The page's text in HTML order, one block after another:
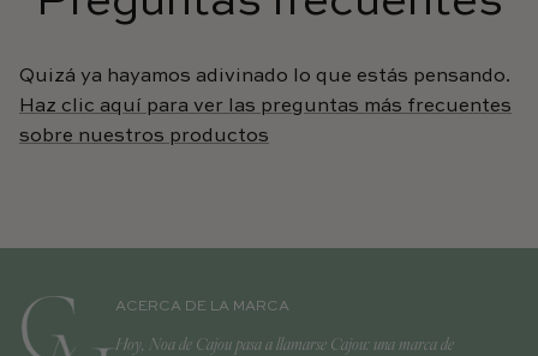
Quizá ya hayamos adivinado lo que estás pensando.
Haz clic aquí para ver las preguntas más frecuentes
sobre nuestros productos
ACERCA DE LA MARCA
Hoy, Noa de Cajou pasa a llamarse Cajou: una marca de